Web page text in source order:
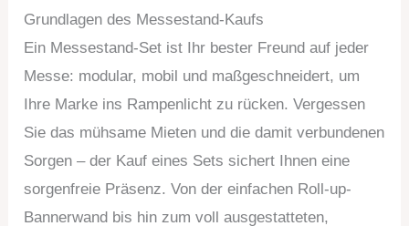
Grundlagen des Messestand-Kaufs
Ein Messestand-Set ist Ihr bester Freund auf jeder
Messe: modular, mobil und maßgeschneidert, um
Ihre Marke ins Rampenlicht zu rücken. Vergessen
Sie das mühsame Mieten und die damit verbundenen
Sorgen – der Kauf eines Sets sichert Ihnen eine
sorgenfreie Präsenz. Von der einfachen Roll-up-
Bannerwand bis hin zum voll ausgestatteten,